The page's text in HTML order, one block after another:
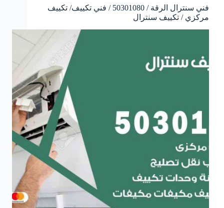
فني سنترال الرقة / 50301080 / فني تكييف/ تكييف
مركزي / تكييف سنترال